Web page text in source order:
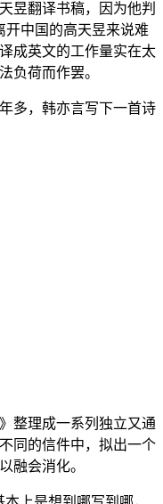
昱翻译书稿，因为他判
开中国的高天昱来说难
成英文的工作量实在太
负荷而作罢。
多，韩亦言写下一首诗
整理成一系列独立又通
同的信件中，拟出一个
融会消化。